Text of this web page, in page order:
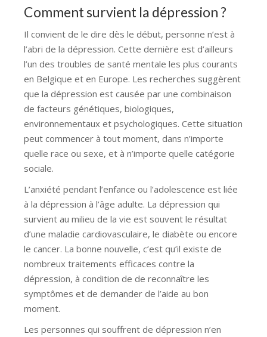
Comment survient la dépression ?
Il convient de le dire dès le début, personne n’est à
l’abri de la dépression. Cette dernière est d’ailleurs
l’un des troubles de santé mentale les plus courants
en Belgique et en Europe. Les recherches suggèrent
que la dépression est causée par une combinaison
de facteurs génétiques, biologiques,
environnementaux et psychologiques. Cette situation
peut commencer à tout moment, dans n’importe
quelle race ou sexe, et à n’importe quelle catégorie
sociale.
L’anxiété pendant l’enfance ou l’adolescence est liée
à la dépression à l’âge adulte. La dépression qui
survient au milieu de la vie est souvent le résultat
d’une maladie cardiovasculaire, le diabète ou encore
le cancer. La bonne nouvelle, c’est qu’il existe de
nombreux traitements efficaces contre la
dépression, à condition de de reconnaître les
symptômes et de demander de l’aide au bon
moment.
Les personnes qui souffrent de dépression n’en